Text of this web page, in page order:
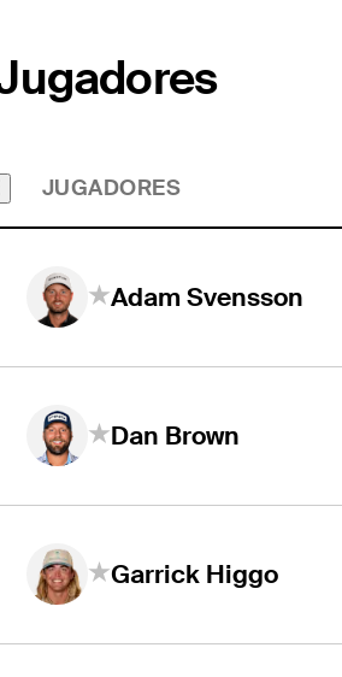
JUGADORES
Adam Svensson
Dan Brown
Garrick Higgo